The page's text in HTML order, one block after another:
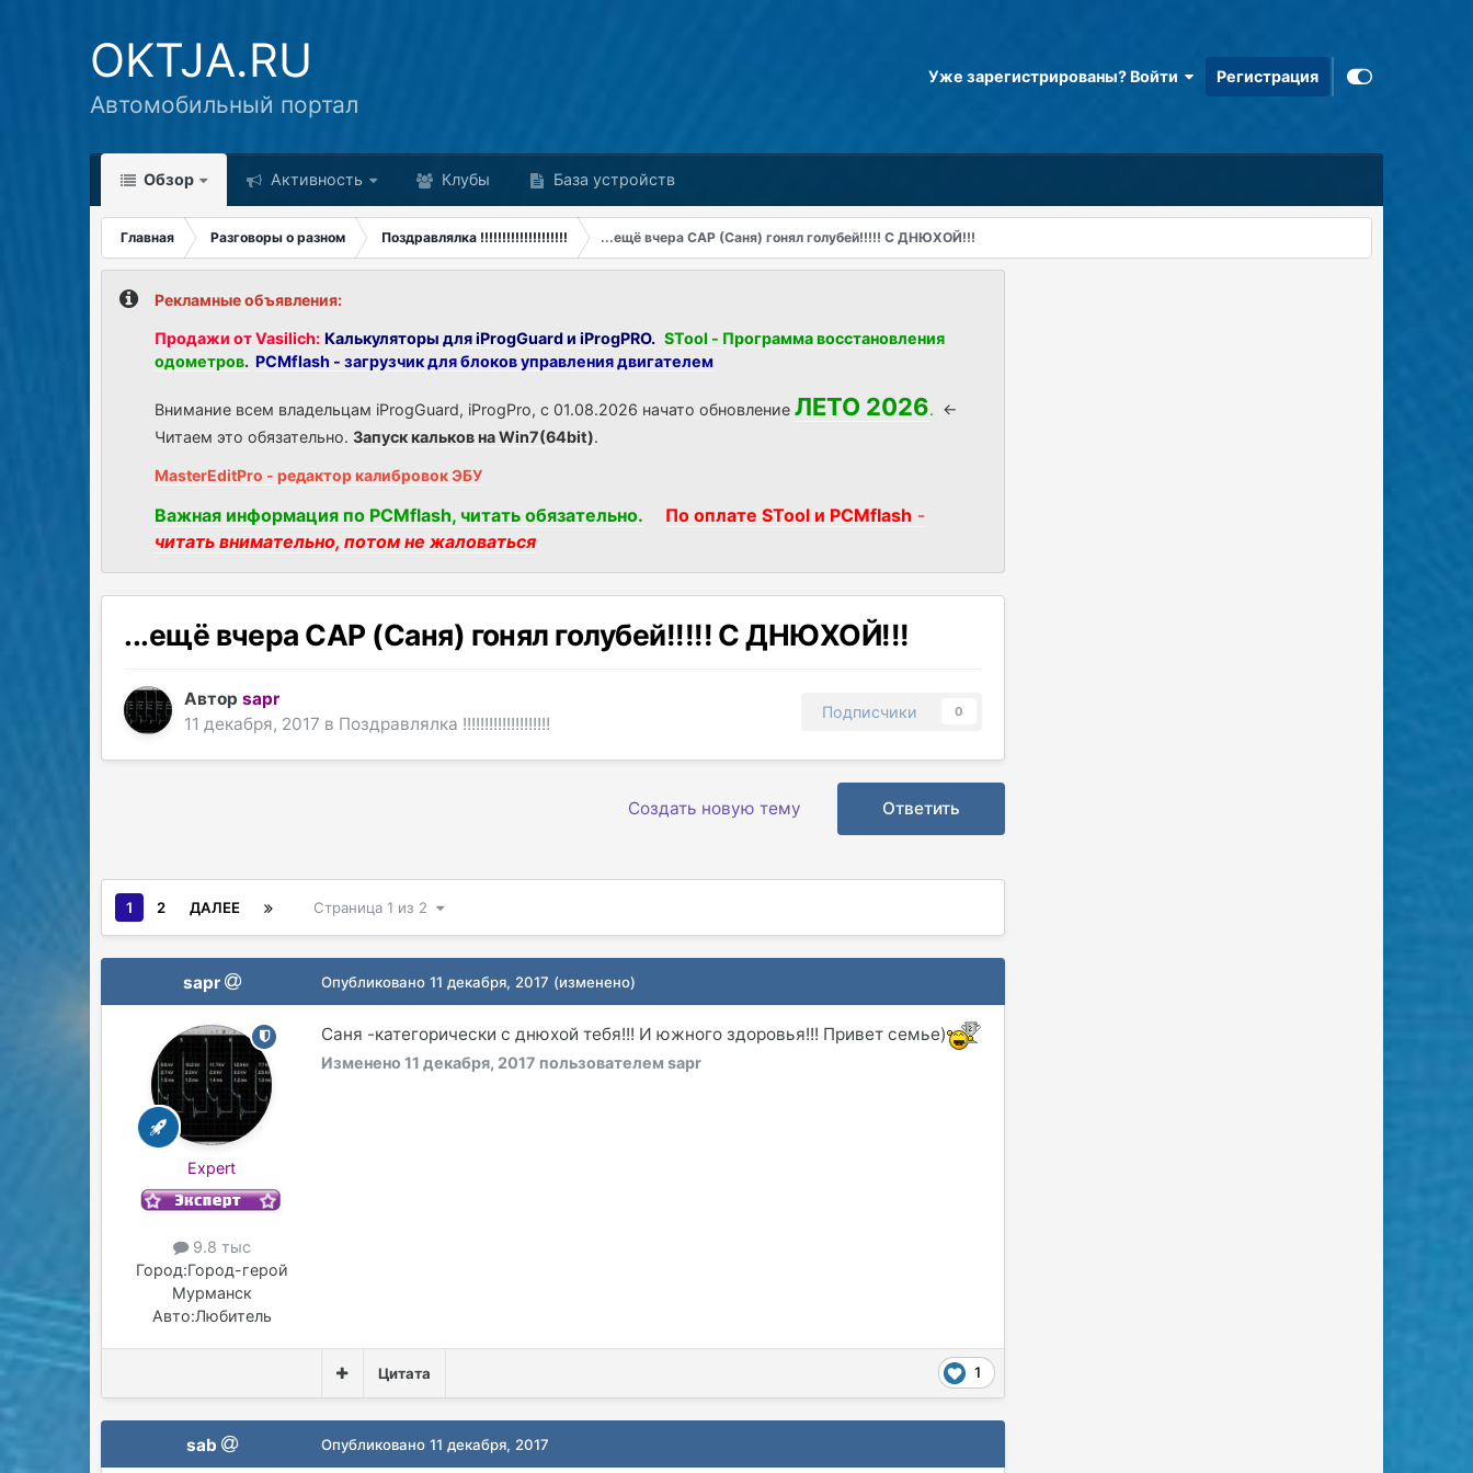
OKTJA.RU
Автомобильный портал
Уже зарегистрированы? Войти Регистрация
Обзор Активность Клубы База устройств
Главная Разговоры о разном Поздравлялка !!!!!!!!!!!!!!!!!!!! ...ещё вчера CAP (Саня) гонял голубей!!!!! С ДНЮХОЙ!!!
Рекламные объявления:
Продажи от Vasilich: Калькуляторы для iProgGuard и iProgPRO. STool - Программа восстановления
одометров. PCMflash - загрузчик для блоков управления двигателем
Внимание всем владельцам iProgGuard, iProgPro, с 01.08.2026 начато обновлениеЛЕТО 2026. <-
Читаем это обязательно.Запуск кальков на Win7(64bit).
MasterEditPro - редактор калибровок ЭБУ
Важная информация по PCMflash, читать обязательно. По оплате STool и PCMflash -
читать внимательно, потом не жаловаться
...ещё вчера CAP (Саня) гонял голубей!!!!! С ДНЮХОЙ!!!
Авторsapr
11 декабря, 2017 в Поздравлялка !!!!!!!!!!!!!!!!!!!!
Подписчики 0
Ответить
Создать новую тему
1 2 ДАЛЕЕ Страница 1 из 2
sapr
Expert
9.8 тыс
Город:Город-герой
Мурманск
Авто:Любитель
Опубликовано11 декабря, 2017 (изменено)
Саня -категорически с днюхой тебя!!! И южного здоровья!!! Привет семье)
Изменено11 декабря, 2017 пользователем sapr
1
Цитата
sab Опубликовано11 декабря, 2017